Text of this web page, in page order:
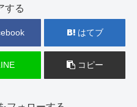
する
はてブ
コピー